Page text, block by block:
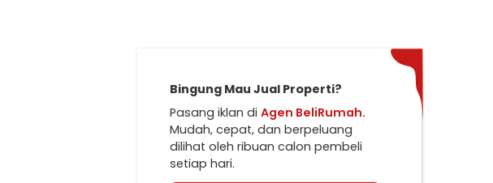
Bingung Mau Jual Properti?
Pasang iklan di Agen BeliRumah.
Mudah, cepat, dan berpeluang
dilihat oleh ribuan calon pembeli
setiap hari.